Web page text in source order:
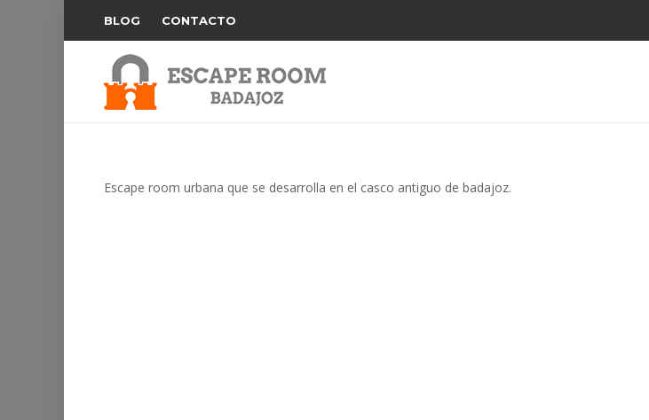
BLOG CONTACTO
Escape room urbana que se desarrolla en el casco antiguo de badajoz.